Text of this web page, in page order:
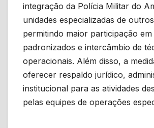
integração da Polícia Militar do
unidades especializadas de
permitindo maior participação
padronizados e intercâmbio de
operacionais. Além disso, a
oferecer respaldo jurídico,
institucional para as atividades
pelas equipes de operações